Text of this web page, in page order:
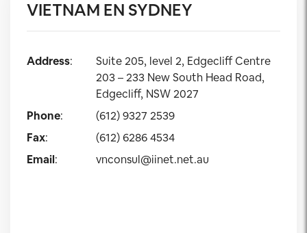
VIETNAM EN SYDNEY
Address:
Suite 205, level 2, Edgecliff Centre
203 – 233 New South Head Road,
Edgecliff, NSW 2027
Phone:
(612) 9327 2539
Fax:
(612) 6286 4534
Email: vnconsul@iinet.net.au